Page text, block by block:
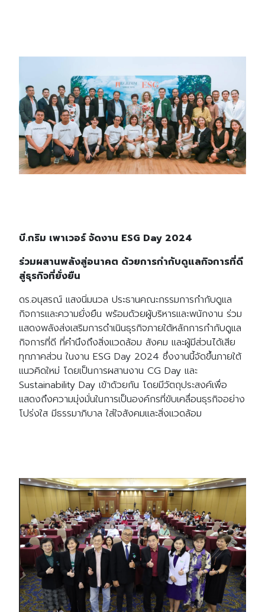
บี.กริม เพาเวอร์ จัดงาน ESG Day 2024
ร่วมผสานพลังสู่อนาคต ด้วยการกำกับดูแลกิจการที่ดี
สู่ธุรกิจที่ยั่งยืน
ดร.อนุสรณ์ แสงนิ่มนวล ประธานคณะกรรมการกำกับดูแล
กิจการและความยั่งยืน พร้อมด้วยผู้บริหารและพนักงาน ร่วม
แสดงพลังส่งเสริมการดำเนินธุรกิจภายใต้หลักการกำกับดูแล
กิจการที่ดี ที่คำนึงถึงสิ่งแวดล้อม สังคม และผู้มีส่วนได้เสีย
ทุกภาคส่วน ในงาน ESG Day 2024 ซึ่งงานนี้จัดขึ้นภายใต้
แนวคิดใหม่ โดยเป็นการผสานงาน CG Day และ
Sustainability Day เข้าด้วยกัน โดยมีวัตถุประสงค์เพื่อ
แสดงถึงความมุ่งมั่นในการเป็นองค์กรที่ขับเคลื่อนธุรกิจอย่าง
โปร่งใส มีธรรมาภิบาล ใส่ใจสังคมและสิ่งแวดล้อม